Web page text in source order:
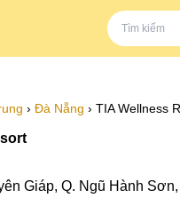
› Đà Nẵng › TIA Wellness
Giáp, Q. Ngũ Hành